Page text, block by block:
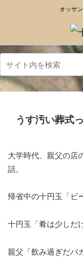
オッサ
うす汚い葬式
大学時代、親父の店
話。
帰省中の十円玉「ビ
十円玉「肴は少しだけ
親父「飲み過ぎだバ